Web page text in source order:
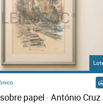
papel · António Cruz